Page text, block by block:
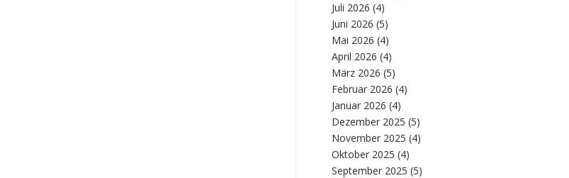
Juli 2026 (4)
Juni 2026 (5)
Mai 2026 (4)
April 2026 (4)
März 2026 (5)
Februar 2026 (4)
Januar 2026 (4)
Dezember 2025 (5)
November 2025 (4)
Oktober 2025 (4)
September 2025 (5)